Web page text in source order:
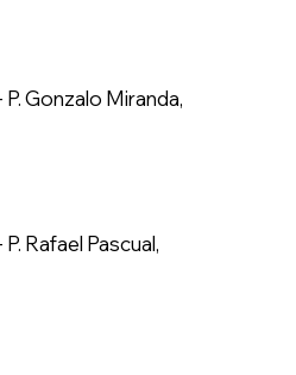
Gonzalo Miranda,
Rafael Pascual,